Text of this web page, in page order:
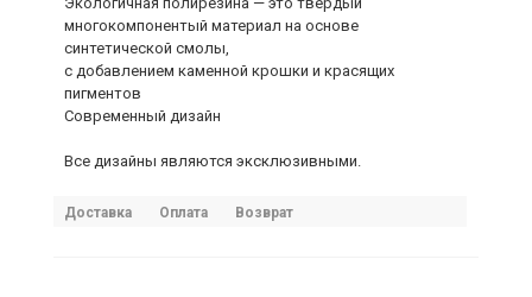
многокомпонентый материал на основе
синтетической смолы,
с добавлением каменной крошки и красящих
пигментов
Современный дизайн
Все дизайны являются эксклюзивными.
Доставка Оплата Возврат